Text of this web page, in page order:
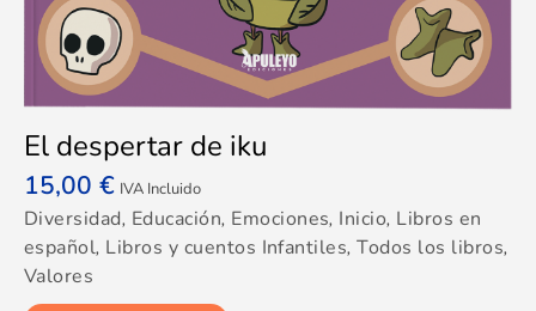
El despertar de iku
15,00 € IVA Incluido
Diversidad, Educación, Emociones, Inicio, Libros en
español, Libros y cuentos Infantiles,Todos los libros,
Valores